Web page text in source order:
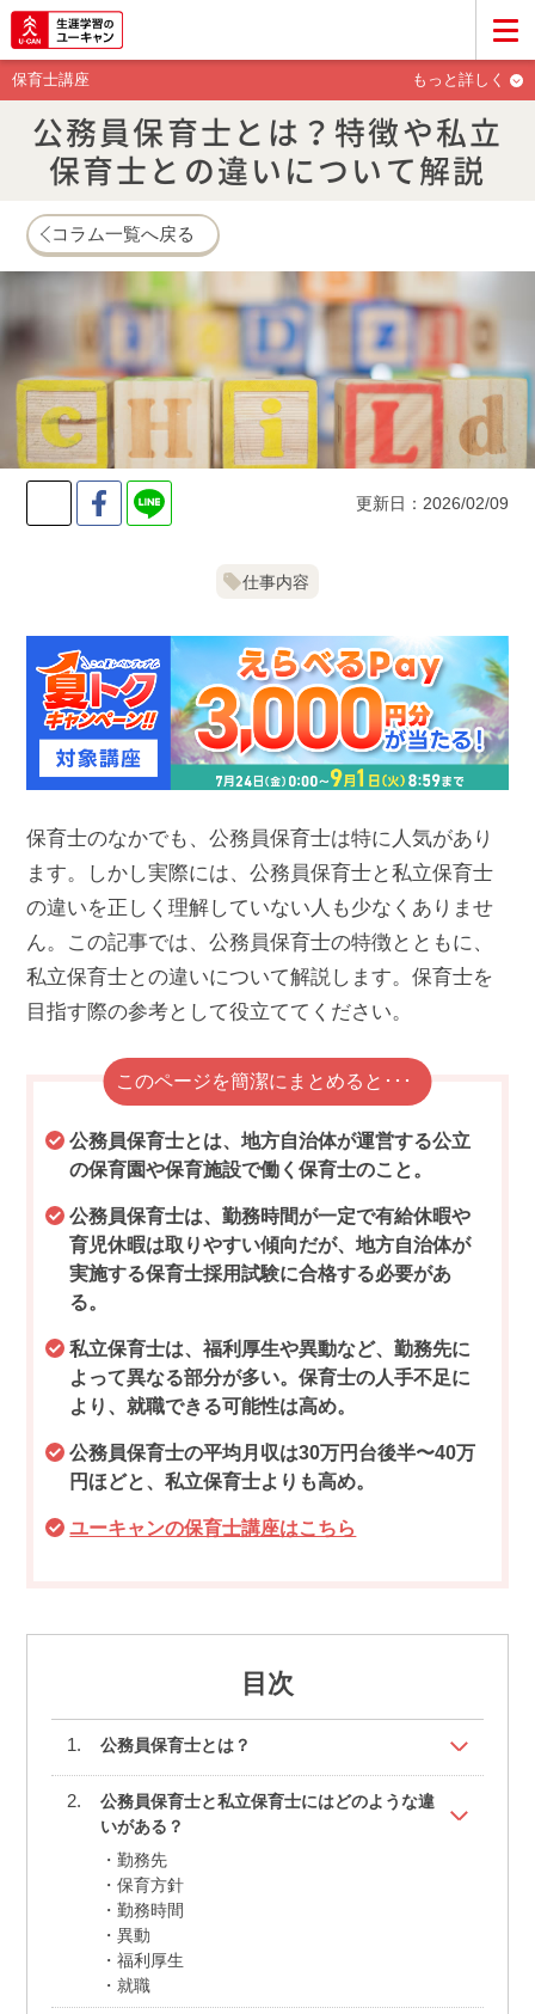
保育士講座 もっと詳しく
公務員保育士とは？特徴や私立
保育士との違いについて解説
コラム一覧へ戻る
Facebook
LINE 更新日：2026/02/09
仕事内容
保育士のなかでも、公務員保育士は特に人気があり
ます。しかし実際には、公務員保育士と私立保育士
の違いを正しく理解していない人も少なくありませ
ん。この記事では、公務員保育士の特徴とともに、
私立保育士との違いについて解説します。保育士を
目指す際の参考として役立ててください。
このページを簡潔にまとめると･･･
公務員保育士とは、地方自治体が運営する公立
の保育園や保育施設で働く保育士のこと。
公務員保育士は、勤務時間が一定で有給休暇や
育児休暇は取りやすい傾向だが、地方自治体が
実施する保育士採用試験に合格する必要があ
る。
私立保育士は、福利厚生や異動など、勤務先に
よって異なる部分が多い。保育士の人手不足に
より、就職できる可能性は高め。
公務員保育士の平均月収は30万円台後半〜40万
円ほどと、私立保育士よりも高め。
ユーキャンの保育士講座はこちら
目次
公務員保育士とは？
公務員保育士と私立保育士にはどのような違
いがある？
勤務先
保育方針
勤務時間
異動
福利厚生
就職